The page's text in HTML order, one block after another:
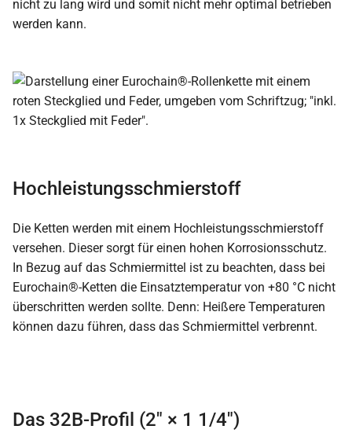
nicht zu lang wird und somit nicht mehr optimal betrieben
werden kann.
Hochleistungsschmierstoff
Die Ketten werden mit einem Hochleistungsschmierstoff
versehen. Dieser sorgt für einen hohen Korrosionsschutz.
In Bezug auf das Schmiermittel ist zu beachten, dass bei
Eurochain®-Ketten die Einsatztemperatur von +80 °C nicht
überschritten werden sollte. Denn: Heißere Temperaturen
können dazu führen, dass das Schmiermittel verbrennt.
Das 32B-Profil (2″ × 1 1/4″)